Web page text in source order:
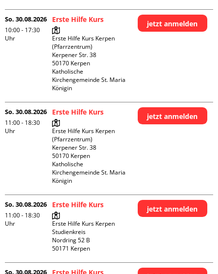
So. 30.08.2026
10:00 - 17:30
Uhr
Erste Hilfe Kurs
Erste Hilfe Kurs Kerpen
(Pfarrzentrum)
Kerpener Str. 38
50170 Kerpen
Katholische
Kirchengemeinde St. Maria
Königin
jetzt anmelden
So. 30.08.2026
11:00 - 18:30
Uhr
Erste Hilfe Kurs
Erste Hilfe Kurs Kerpen
(Pfarrzentrum)
Kerpener Str. 38
50170 Kerpen
Katholische
Kirchengemeinde St. Maria
Königin
jetzt anmelden
So. 30.08.2026
11:00 - 18:30
Uhr
Erste Hilfe Kurs
Erste Hilfe Kurs Kerpen
Studienkreis
Nordring 52 B
jetzt anmelden
So. 30.08.2026